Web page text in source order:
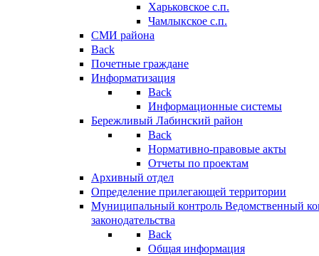
Харьковское с.п.
Чамлыкское с.п.
СМИ района
Back
Почетные граждане
Информатизация
Back
Информационные системы
Бережливый Лабинский район
Back
Нормативно-правовые акты
Отчеты по проектам
Архивный отдел
Определение прилегающей территории
Муниципальный контроль Ведомственный
законодательства
Back
Общая информация